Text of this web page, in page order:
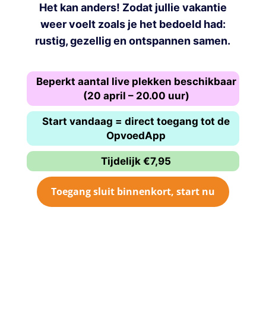
Het kan anders! Zodat jullie vakantie
weer voelt zoals je het bedoeld had:
rustig, gezellig en ontspannen samen.
Beperkt aantal live plekken beschikbaar
(20 april – 20.00 uur)
Start vandaag = direct toegang tot de
OpvoedApp
Tijdelijk €7,95
Toegang sluit binnenkort, start nu